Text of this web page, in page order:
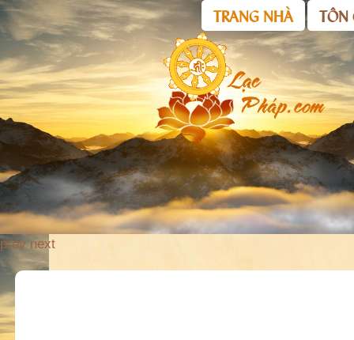
prev next
TRANG NHÀ TÔN